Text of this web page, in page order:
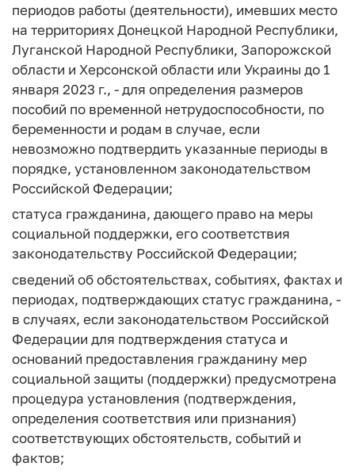
периодов работы (деятельности), имевших место
на территориях Донецкой Народной Республики,
Луганской Народной Республики, Запорожской
области и Херсонской области или Украины до 1
января 2023 г., - для определения размеров
пособий по временной нетрудоспособности, по
беременности и родам в случае, если
невозможно подтвердить указанные периоды в
порядке, установленном законодательством
Российской Федерации;
статуса гражданина, дающего право на меры
социальной поддержки, его соответствия
законодательству Российской Федерации;
сведений об обстоятельствах, событиях, фактах и
периодах, подтверждающих статус гражданина, -
в случаях, если законодательством Российской
Федерации для подтверждения статуса и
оснований предоставления гражданину мер
социальной защиты (поддержки) предусмотрена
процедура установления (подтверждения,
определения соответствия или признания)
соответствующих обстоятельств, событий и
фактов;